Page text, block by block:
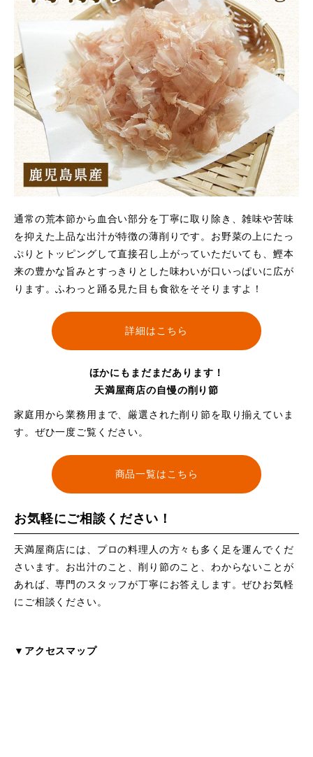
通常の荒本節から血合い部分を丁寧に取り除き、雑味や苦味
を抑えた上品な出汁が特徴の薄削りです。お野菜の上にたっ
ぷりとトッピングして直接召し上がっていただいても、鰹本
来の豊かな旨みとすっきりとした味わいが口いっぱいに広が
ります。ふわっと踊る見た目も食欲をそそりますよ！
詳細はこちら
ほかにもまだまだあります！
天満屋商店の自慢の削り節
家庭用から業務用まで、厳選された削り節を取り揃えていま
す。ぜひ一度ご覧ください。
商品一覧はこちら
お気軽にご相談ください！
天満屋商店には、プロの料理人の方々も多く足を運んでくだ
さいます。お出汁のこと、削り節のこと、わからないことが
あれば、専門のスタッフが丁寧にお答えします。ぜひお気軽
にご相談ください。
▼アクセスマップ